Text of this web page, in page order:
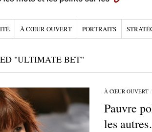
À CŒUR OUVERT PORTRAITS
"ULTIMATE BET"
À CŒUR OUVERT
Pauvre
les